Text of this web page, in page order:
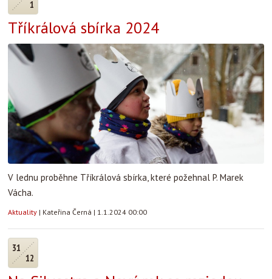
1
Tříkrálová sbírka 2024
V lednu proběhne Tříkrálová sbírka, které požehnal P. Marek
Vácha.
Aktuality | Kateřina Černá | 1.1.2024 00:00
31
12